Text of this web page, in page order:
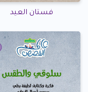
فستان العيد